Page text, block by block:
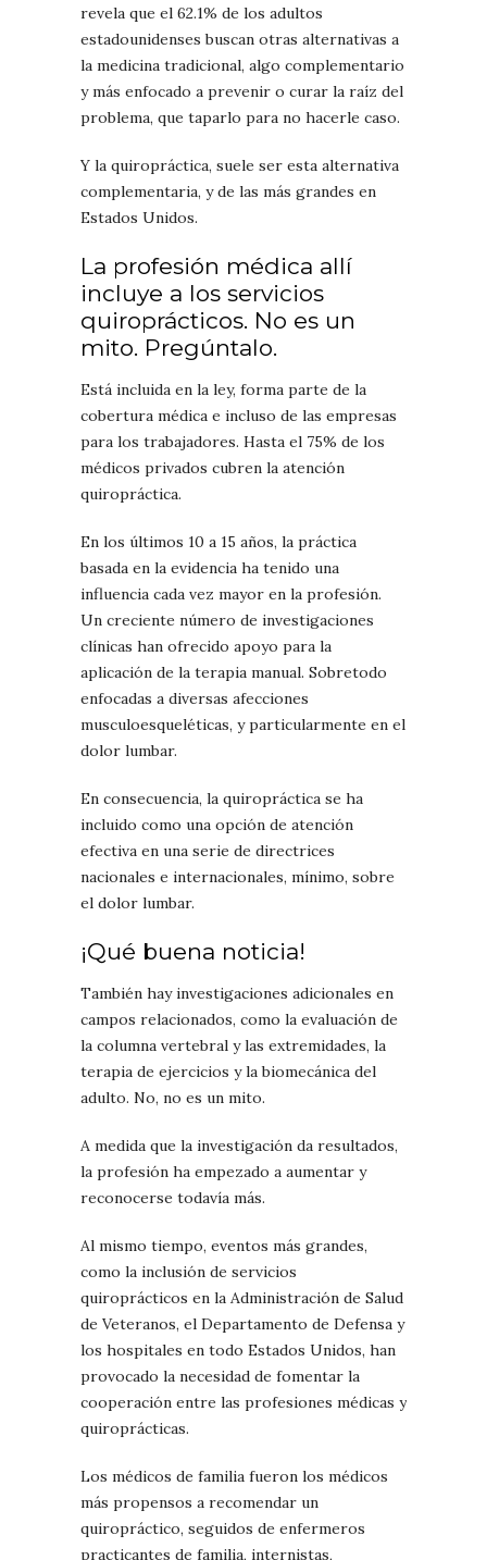
revela que el 62.1% de los adultos
estadounidenses buscan otras alternativas a
la medicina tradicional, algo complementario
y más enfocado a prevenir o curar la raíz del
problema, que taparlo para no hacerle caso.
Y la quiropráctica, suele ser esta alternativa
complementaria, y de las más grandes en
Estados Unidos.
La profesión médica allí
incluye a los servicios
quiroprácticos. No es un
mito. Pregúntalo.
Está incluida en la ley, forma parte de la
cobertura médica e incluso de las empresas
para los trabajadores. Hasta el 75% de los
médicos privados cubren la atención
quiropráctica.
En los últimos 10 a 15 años, la práctica
basada en la evidencia ha tenido una
influencia cada vez mayor en la profesión.
Un creciente número de investigaciones
clínicas han ofrecido apoyo para la
aplicación de la terapia manual. Sobretodo
enfocadas a diversas afecciones
musculoesqueléticas, y particularmente en el
dolor lumbar.
En consecuencia, la quiropráctica se ha
incluido como una opción de atención
efectiva en una serie de directrices
nacionales e internacionales, mínimo, sobre
el dolor lumbar.
¡Qué buena noticia!
También hay investigaciones adicionales en
campos relacionados, como la evaluación de
la columna vertebral y las extremidades, la
terapia de ejercicios y la biomecánica del
adulto. No, no es un mito.
A medida que la investigación da resultados,
la profesión ha empezado a aumentar y
reconocerse todavía más.
Al mismo tiempo, eventos más grandes,
como la inclusión de servicios
quiroprácticos en la Administración de Salud
de Veteranos, el Departamento de Defensa y
los hospitales en todo Estados Unidos, han
provocado la necesidad de fomentar la
cooperación entre las profesiones médicas y
quiroprácticas.
Los médicos de familia fueron los médicos
más propensos a recomendar un
quiropráctico, seguidos de enfermeros
practicantes de familia, internistas,